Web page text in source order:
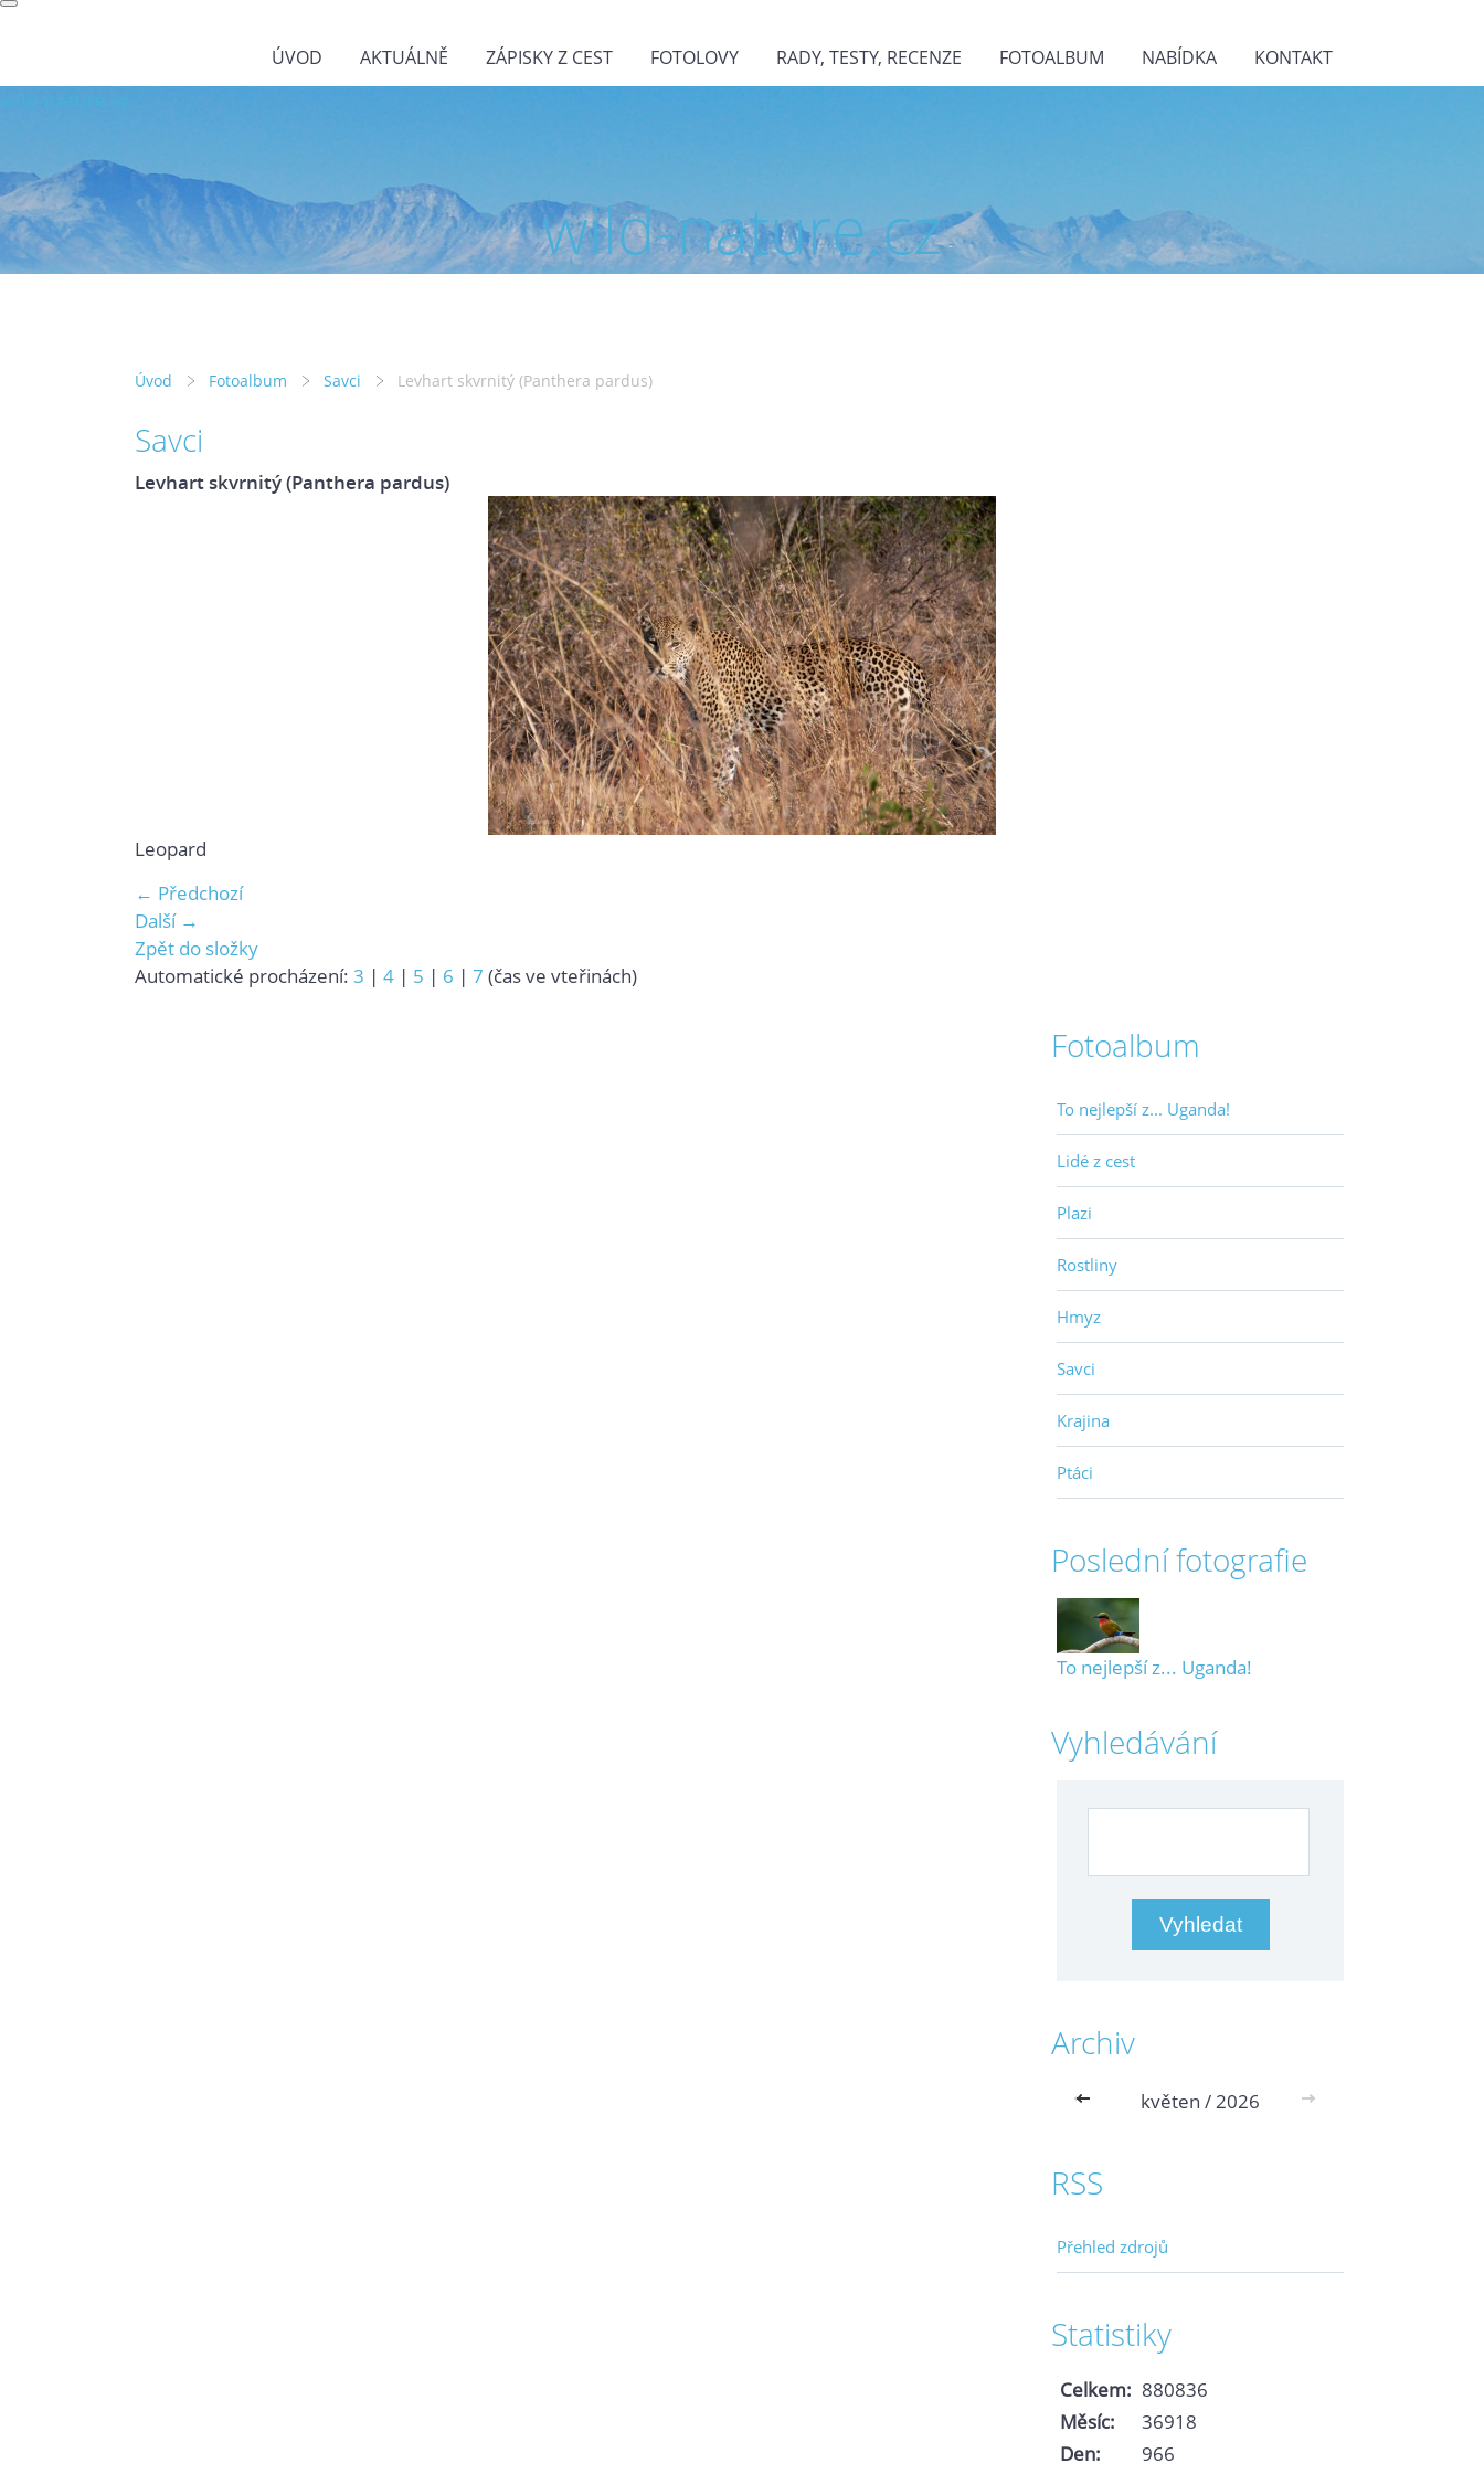
ÚVOD AKTUÁLNĚ ZÁPISKY Z CEST FOTOLOVY RADY, TESTY, RECENZE FOTOALBUM NABÍDKA KONTAKT
wild-nature.cz
Úvod Fotoalbum Savci Levhart skvrnitý (Panthera pardus)
Savci
Levhart skvrnitý (Panthera pardus)
Leopard
← Předchozí
Další →
Zpět do složky
Automatické procházení: 3 | 4 | 5 | 6 | 7 (čas ve vteřinách)
Fotoalbum
To nejlepší z... Uganda!
Lidé z cest
Plazi
Rostliny
Hmyz
Savci
Krajina
Ptáci
Poslední fotografie
To nejlepší z... Uganda!
Vyhledávání
Archiv
<< květen / 2026 >>
RSS
Přehled zdrojů
Statistiky
Celkem: 880836
Měsíc:
36918
Den:
966